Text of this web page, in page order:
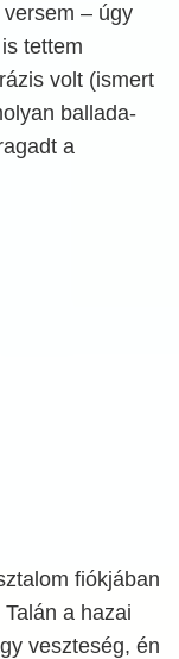
– úgy
tettem
volt (ismert
ballada-
a
fiókjában
a hazai
veszteség, én